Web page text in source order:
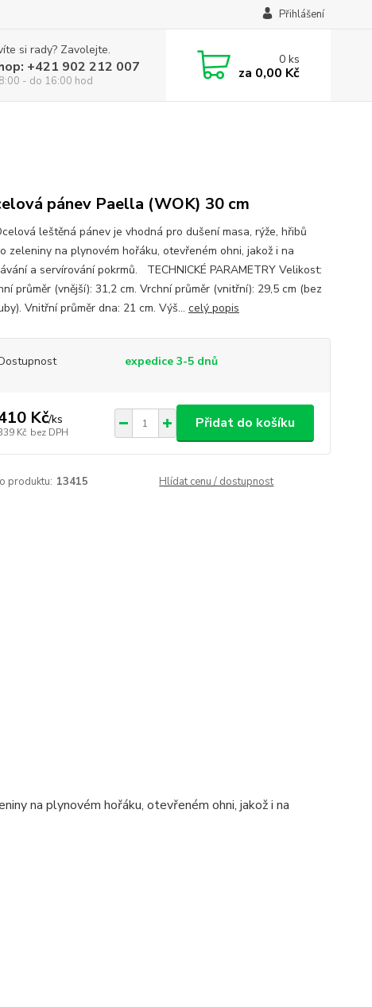
Přihlášení
si rady? Zavolejte.
+421 902 212 007
- do 16:00 hod
0ks
za 0,00 Kč
pánev Paella (WOK) 30 cm
leštěná pánev je vhodná pro dušení masa, rýže, hřibů
zeleniny na plynovém hořáku, otevřeném ohni, jakož i na
a servírování pokrmů. TECHNICKÉ PARAMETRY Velikost:
průměr (vnější): 31,2 cm. Vrchní průměr (vnitřní): 29,5 cm (bez
Vnitřní průměr dna: 21 cm. Výš... celý popis
expedice 3-5 dnů
Kč/ks
Kč bez DPH
Přidat do košíku
produktu: 13415 Hlídat cenu / dostupnost
na plynovém hořáku, otevřeném ohni, jakož i na